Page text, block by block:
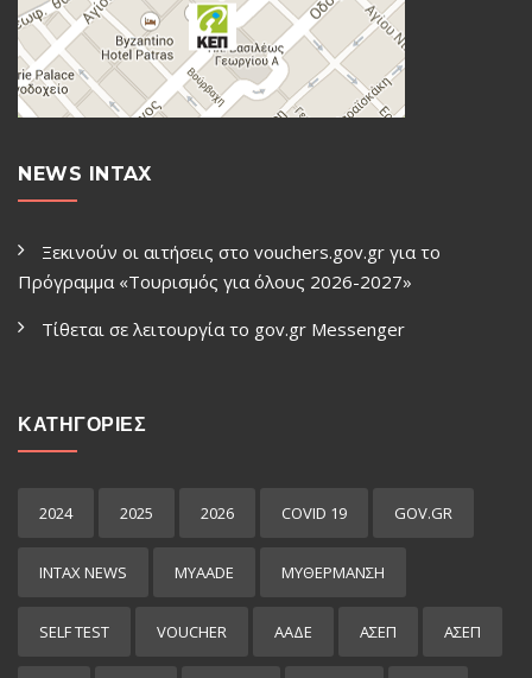
NEWS INTAX
Ξεκινούν οι αιτήσεις στο vouchers.gov.gr για το
Πρόγραμμα «Τουρισμός για όλους 2026-2027»
Τίθεται σε λειτουργία το gov.gr Μessenger
ΚΑΤΗΓΟΡΙΕΣ
2024 2025 2026 COVID 19 GOV.GR
INTAX NEWS MYAADE MYΘΈΡΜΑΝΣΗ
SELF TEST VOUCHER ΑΑΔΕ ΑΣΕΠ ΑΣΕΠ